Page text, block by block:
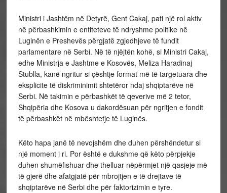
Ministri i Jashtëm në Detyrë, Gent Cakaj, pati një rol aktiv
në përbashkimin e entiteteve të ndryshme politike në
Luginën e Preshevës përgjatë zgjedhjeve të fundit
parlamentare në Serbi. Në të njëjtën kohë, si Ministri Cakaj,
edhe Ministrja e Jashtme e Kosovës, Meliza Haradinaj
Stublla, kanë ngritur si çështje format më të targetuara dhe
eksplicite të diskriminimit shtetëror ndaj shqiptarëve në
Serbi. Në takimin e përbashkët të qeverive më 2 tetor,
Shqipëria dhe Kosova u dakordësuan për ngritjen e fondit
të përbashkët në mbështetje të Luginës.
Këto hapa janë të nevojshëm dhe duhen përshëndetur si
një moment i ri. Por është e dukshme që këto përpjekje
duhen shumëfishuar dhe thelluar nëpërmjet një qasjeje më
të gjerë dhe afatgjatë për mbrojtjen e të drejtave të
shqiptarëve në Serbi dhe për faktorizimin e tyre.